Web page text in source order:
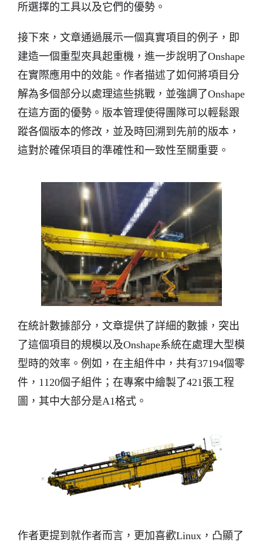
所選擇的工具以及它們的優勢。
接下來，文章通過展示一個真實項目的例子，即
建造一個重型夾具起重機，進一步說明了Onshape
在實際應用中的效能。作者描述了如何將項目分
解為多個部分以處理這些挑戰，並強調了Onshape
在這方面的優勢。版本管理使得團隊可以輕鬆跟
蹤各個版本的修改，並及時回溯到先前的版本，
這對於確保項目的準確性和一致性至關重要。
在統計數據部分，文章提供了詳細的數據，突出
了這個項目的規模以及Onshape系統在處理大型模
型時的效率。例如，在主組件中，共有37194個零
件，1120個子組件；在專案中繪製了421張工程
圖，其中大部分是A1格式。
作者更提到就作者而言，更加喜歡Linux，凸顯了